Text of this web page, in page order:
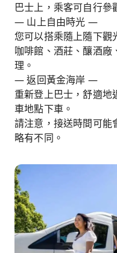
巴士上，乘客可自行參
— 山上自由時光 —
您可以搭乘隨上隨下觀
咖啡館、酒莊、釀酒廠
理。
— 返回黃金海岸 —
重新登上巴士，舒適地
車地點下車。
請注意，接送時間可能
略有不同。